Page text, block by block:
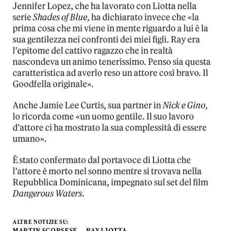
Jennifer Lopez, che ha lavorato con Liotta nella
serieShades of Blue, ha dichiarato invece che «la
prima cosa che mi viene in mente riguardo a lui è la
sua gentilezza nei confronti dei miei figli. Ray era
l’epitome del cattivo ragazzo che in realtà
nascondeva un animo tenerissimo. Penso sia questa
caratteristica ad averlo reso un attore così bravo. Il
Goodfella originale».
Anche Jamie Lee Curtis, sua partner inNick e Gino,
lo ricorda come «un uomo gentile. Il suo lavoro
d’attore ci ha mostrato la sua complessità di essere
umano».
È stato confermato dal portavoce di Liotta che
l’attore è morto nel sonno mentre si trovava nella
Repubblica Dominicana, impegnato sul set del film
Dangerous Waters.
ALTRE NOTIZIE SU: